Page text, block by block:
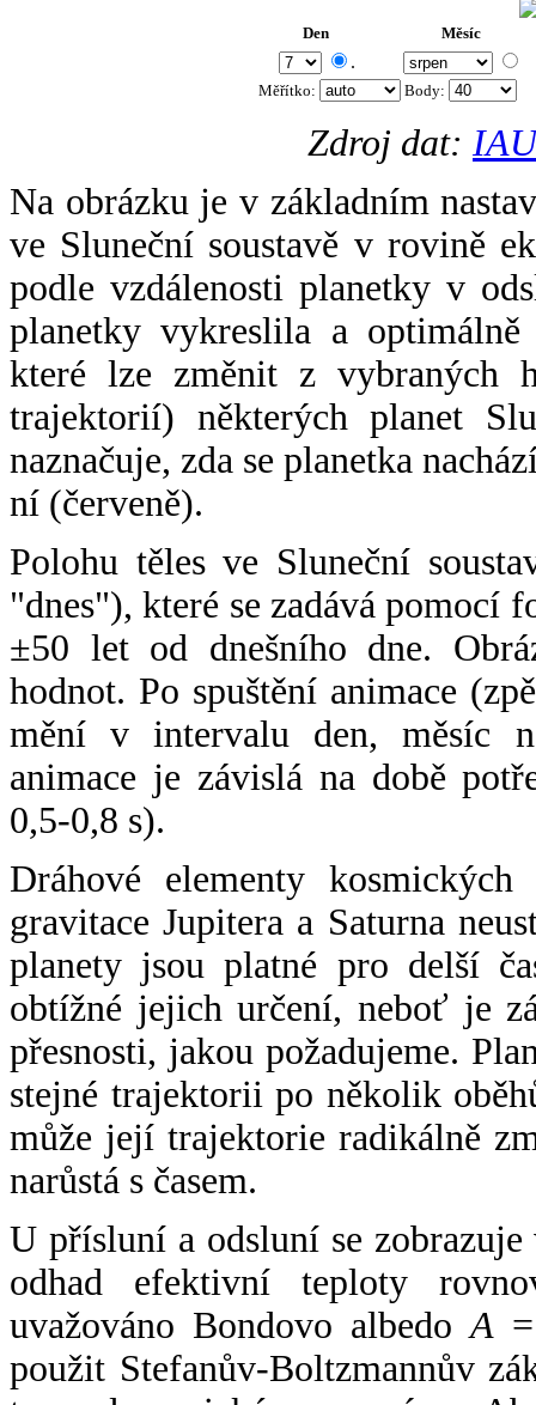
Den Měsíc
.
Měřítko: Body:
Zdroj dat:
Na obrázku je v základním
ve Sluneční soustavě v rovině
podle vzdálenosti planetky v
planetky vykreslila a
které lze změnit z vybraných
trajektorií) některých planet
naznačuje, zda se planetka
ní (červeně).
Polohu těles ve Sluneční
"dnes"), které se zadává pomocí
±50 let od dnešního dne.
hodnot. Po spuštění animace
mění v intervalu den, měsíc
animace je závislá na době
0,5-0,8 s).
Dráhové elementy
gravitace Jupitera a Saturna
planety jsou platné pro delší
obtížné jejich určení, neboť je
přesnosti, jakou požadujeme.
stejné trajektorii po několik
může její trajektorie radikálně
narůstá s časem.
U přísluní a odsluní se
odhad efektivní teploty
uvažováno Bondovo albedoA
použit Stefanův-Boltzmannův